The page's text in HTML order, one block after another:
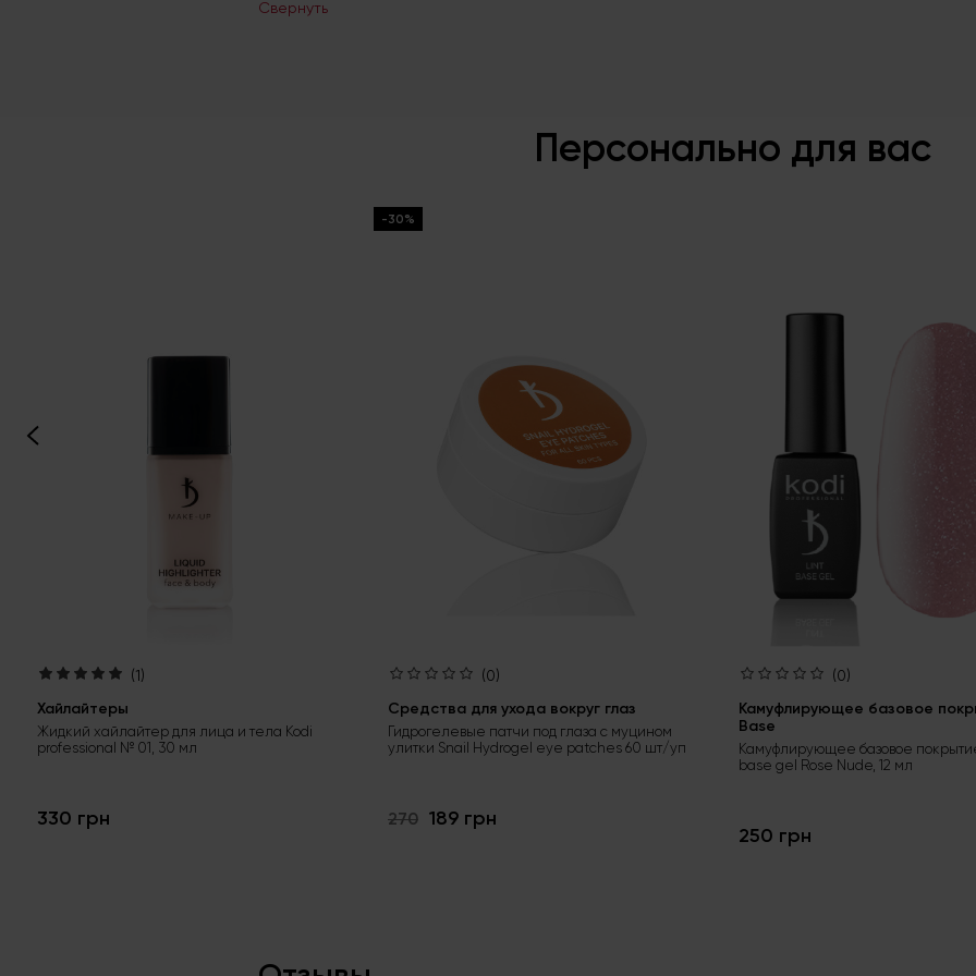
Свернуть
Персонально для вас
(1)
Хайлайтеры
Жидкий хайлайтер для лица и тела Kodi
professional № 01, 30 мл
330 грн
-30%
(0)
Средства для ухода вокруг глаз
Гидрогелевые патчи под глаза с муцином
улитки Snail Hydrogel eye patches 60 шт/уп
270 189 грн
(0)
Камуфлирующее базовое
Base
Камуфлирующее базовое
base gel Rose Nude, 12 мл
250 грн